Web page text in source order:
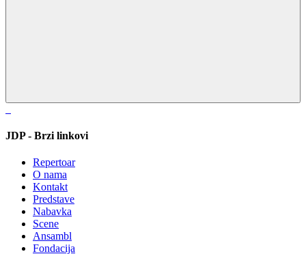
JDP - Brzi linkovi
Repertoar
O nama
Kontakt
Predstave
Nabavka
Scene
Ansambl
Fondacija